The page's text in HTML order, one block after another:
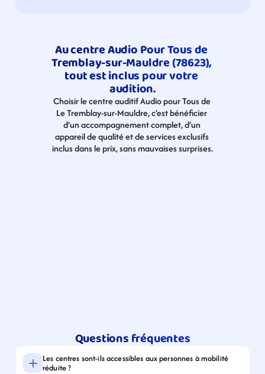
Au centre Audio Pour Tous de
Tremblay-sur-Mauldre (78623),
tout est inclus pour votre
audition.
Choisir le centre auditif Audio pour Tous de
Le Tremblay-sur-Mauldre, c’est bénéficier
d’un accompagnement complet, d’un
appareil de qualité et de services exclusifs
inclus dans le prix, sans mauvaises surprises.
Questions fréquentes
Les centres sont-ils accessibles aux personnes à mobilité
réduite ?